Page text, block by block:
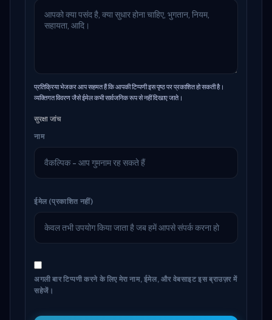
प्रतिक्रिया भेजकर आप सहमत हैं कि आपकी टिप्पणी इस पृष्ठ पर प्रकाशित हो सकती है।
व्यक्तिगत विवरण जैसे ईमेल कभी सार्वजनिक रूप से नहीं दिखाए जाते।
सुरक्षा जांच
नाम
ईमेल (प्रकाशित नहीं)
अगली बार टिप्पणी करने के लिए मेरा नाम, ईमेल, और वेबसाइट इस ब्राउज़र में
सहेजें।